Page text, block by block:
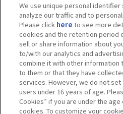
採用情報
サステナビリティ
お問い合わせ
ウェブサイトご利用条件 ソーシャルメデ
個人情報及び特定個人情報等の取り扱い
We use unique personal
analyze our traffic and to
Please click here to see more
cookies and the retention period
sell or share information about
to/with our analytics and
combine it with other information
to them or that they have
services. However, we do not
users under 16 years of age.
Cookies” if you are under the
cookies. To customize your